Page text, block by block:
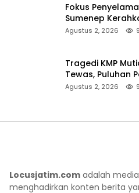
Fokus
Sumenep
Ambulans ke
Agustus 2, 2026
Tragedi KMP
Tewas, Puluhan
Pencarian
Agustus 2, 2026
Locusjatim.com adalah
menghadirkan konten berita